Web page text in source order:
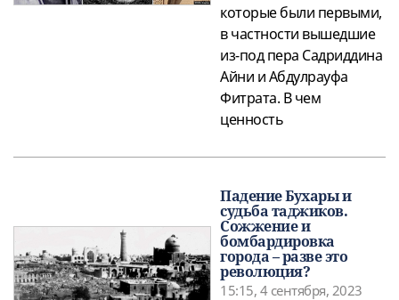
которые были первыми,
в частности вышедшие
из-под пера Садриддина
Айни и Абдулрауфа
Фитрата. В чем
ценность
Падение Бухары и
судьба таджиков.
Сожжение и
бомбардировка
города – разве это
революция?
15:15, 4 сентября, 2023